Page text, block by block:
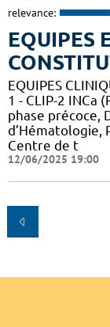
relevance:
EQUIPES
EQUIPES
1 - CLIP-2 INCa
phase précoce,
d’Hématologie,
Centre de t
12/06/2025 19:00